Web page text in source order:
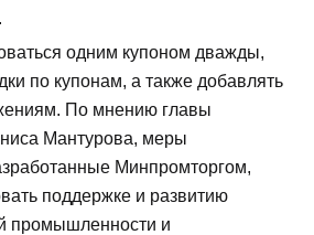
одним купоном дважды,
по купонам, а также добавлять
По мнению главы
Мантурова, меры
Минпромторгом,
поддержке и развитию
промышленности и